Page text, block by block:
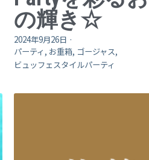
の輝き☆
2024年9月26日 ·
パーティ, お重箱, ゴージャス,
ビュッフェスタイルパーティ